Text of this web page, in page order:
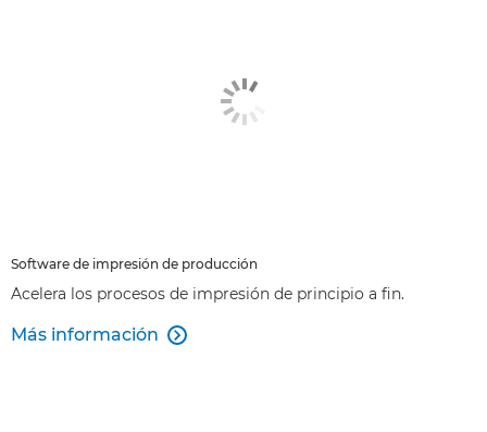
Software de impresión de producción
Acelera los procesos de impresión de principio a fin.
Más información 